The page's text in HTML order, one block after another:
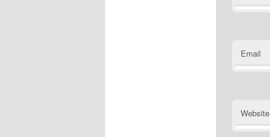
Email
Website